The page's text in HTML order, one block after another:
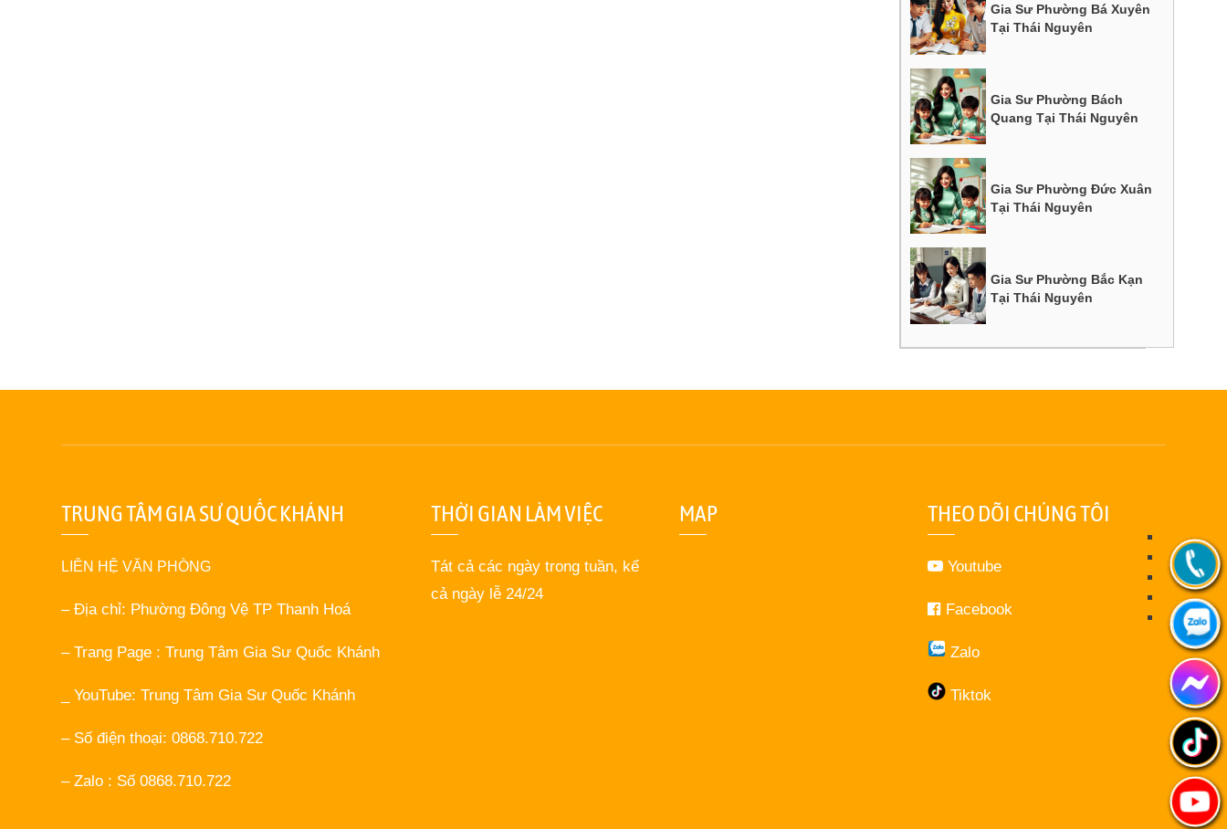
Gia Sư Phường Bá Xuyên
Tại Thái Nguyên
Gia Sư Phường Bách
Quang Tại Thái Nguyên
Gia Sư Phường Đức Xuân
Tại Thái Nguyên
Gia Sư Phường Bắc Kạn
Tại Thái Nguyên
TRUNG TÂM GIA SƯ QUỐC KHÁNH
LIÊN HỆ VĂN PHÒNG
– Địa chỉ: Phường Đông Vệ TP Thanh Hoá
– Trang Page : Trung Tâm Gia Sư Quốc Khánh
_ YouTube: Trung Tâm Gia Sư Quốc Khánh
– Số điện thoại: 0868.710.722
– Zalo : Số 0868.710.722
THỜI GIAN LÀM VIỆC
Tát cả các ngày trong tuần, kể
cả ngày lễ 24/24
MAP THEO DÕI CHÚNG TÔI
Youtube
Facebook
Zalo
Tiktok